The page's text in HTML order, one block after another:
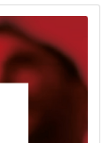
de los
de CESVI
los autos
un significado